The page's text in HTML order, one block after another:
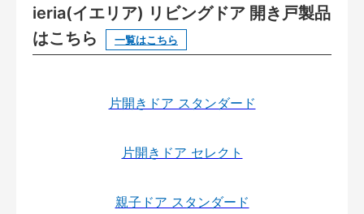
ieria(イエリア) リビングドア 開き戸製品
はこちら
一覧はこちら
片開きドア スタンダード
片開きドア セレクト
親子ドア スタンダード